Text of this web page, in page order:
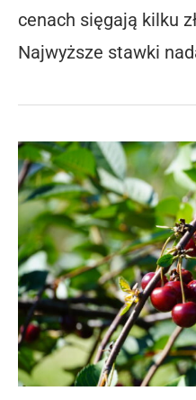
cenach sięgają kilku
Najwyższe stawki